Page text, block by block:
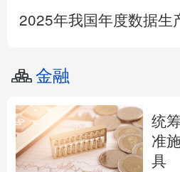
2025年我国年度数据生
金融
统
准
具